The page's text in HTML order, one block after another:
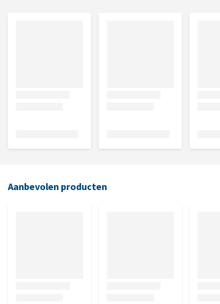
Aanbevolen producten